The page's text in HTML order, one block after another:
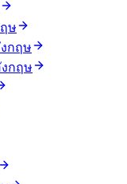
ษ
กฤษ
กฤษ